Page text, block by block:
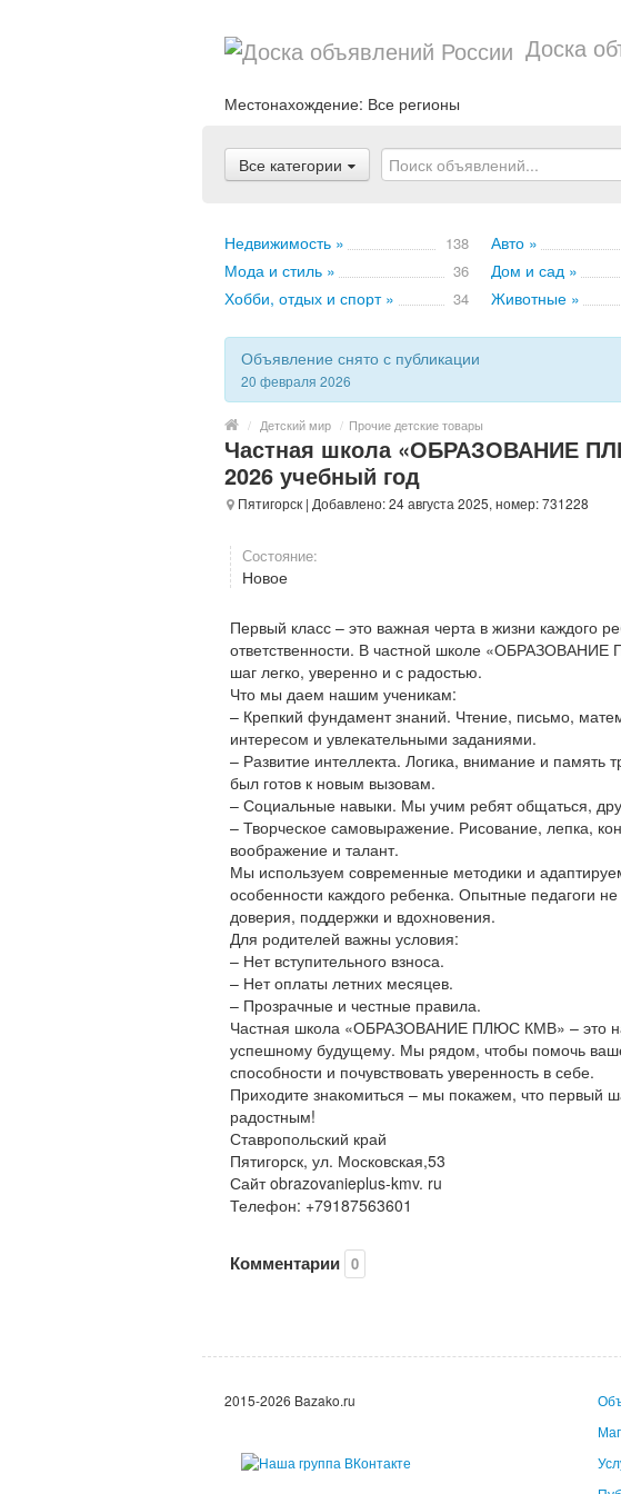
Доска
Местонахождение: Все регионы
Все категории
Недвижимость » 138 Авто »
Мода и стиль » 36 Дом и сад »
Хобби, отдых и спорт » 34 Животные »
Объявление снято с публикации
20 февраля 2026
/ Детский мир / Прочие детские товары
Частная школа «ОБРАЗОВАНИЕ
2026 учебный год
Пятигорск | Добавлено: 24 августа 2025, номер: 731228
Состояние:
Новое
Первый класс – это важная черта в жизни каждого
ответственности. В частной школе
шаг легко, уверенно и с радостью.
Что мы даем нашим ученикам:
– Крепкий фундамент знаний. Чтение, письмо,
интересом и увлекательными заданиями.
– Развитие интеллекта. Логика, внимание и
был готов к новым вызовам.
– Социальные навыки. Мы учим ребят общаться,
– Творческое самовыражение. Рисование, лепка,
воображение и талант.
Мы используем современные методики и
особенности каждого ребенка. Опытные педагоги
доверия, поддержки и вдохновения.
Для родителей важны условия:
– Нет вступительного взноса.
– Нет оплаты летних месяцев.
– Прозрачные и честные правила.
Частная школа «ОБРАЗОВАНИЕ ПЛЮС КМВ» – это
успешному будущему. Мы рядом, чтобы помочь
способности и почувствовать уверенность в себе.
Приходите знакомиться – мы покажем, что первый
радостным!
Ставропольский край
Пятигорск, ул. Московская,53
Сайт obrazovanieplus-kmv. ru
Телефон: +79187563601
Комментарии 0
2015-2026 Bazako.ru